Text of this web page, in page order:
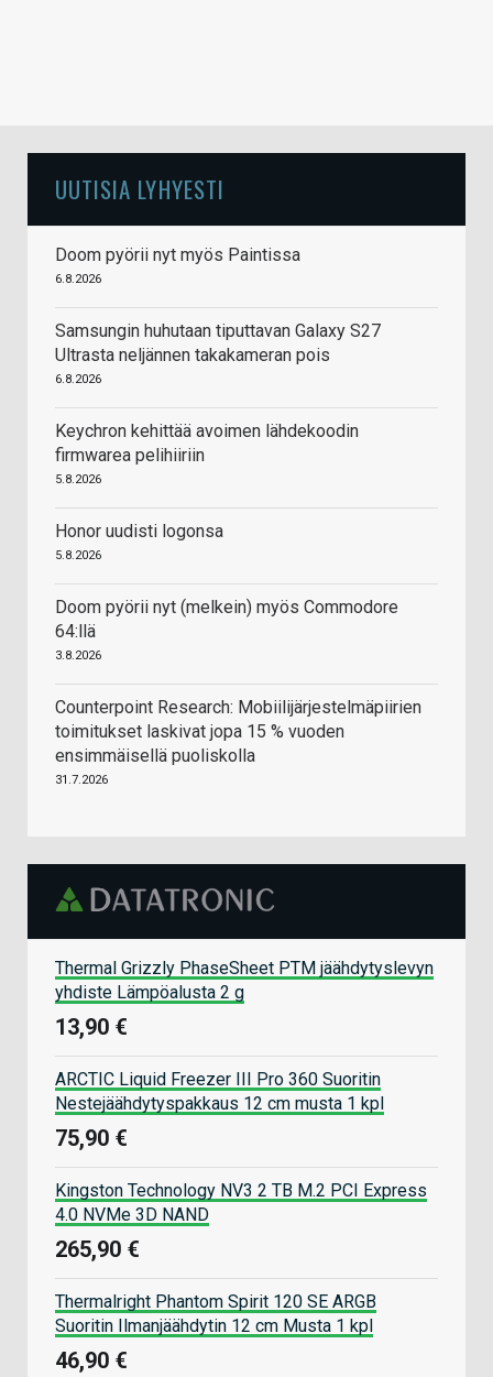
UUTISIA LYHYESTI
Doom pyörii nyt myös Paintissa
6.8.2026
Samsungin huhutaan tiputtavan Galaxy S27
Ultrasta neljännen takakameran pois
6.8.2026
Keychron kehittää avoimen lähdekoodin
firmwarea pelihiiriin
5.8.2026
Honor uudisti logonsa
5.8.2026
Doom pyörii nyt (melkein) myös Commodore
64:llä
3.8.2026
Counterpoint Research: Mobiilijärjestelmäpiirien
toimitukset laskivat jopa 15 % vuoden
ensimmäisellä puoliskolla
31.7.2026
Thermal Grizzly PhaseSheet PTM jäähdytyslevyn
yhdiste Lämpöalusta 2 g
13,90 €
ARCTIC Liquid Freezer III Pro 360 Suoritin
Nestejäähdytyspakkaus 12 cm musta 1 kpl
75,90 €
Kingston Technology NV3 2 TB M.2 PCI Express
4.0 NVMe 3D NAND
265,90 €
Thermalright Phantom Spirit 120 SE ARGB
Suoritin Ilmanjäähdytin 12 cm Musta 1 kpl
46,90 €